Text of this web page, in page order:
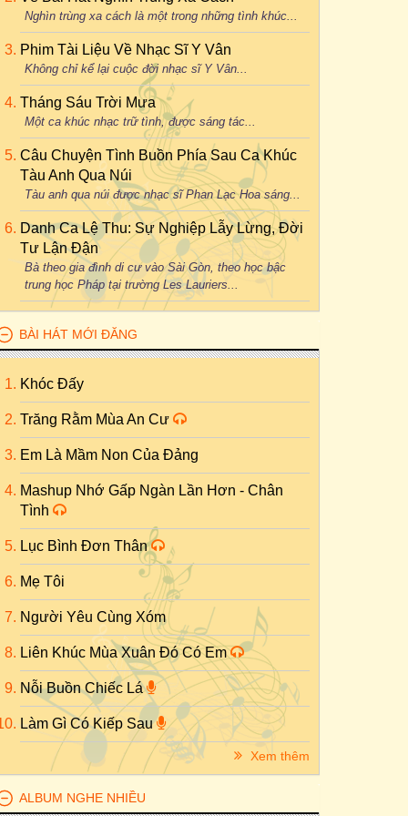
Nghìn trùng xa cách là một trong những tình khúc...
Phim Tài Liệu Về Nhạc Sĩ Y Vân
Không chỉ kể lại cuộc đời nhạc sĩ Y Vân...
Tháng Sáu Trời Mưa
Một ca khúc nhạc trữ tình, được sáng tác...
Câu Chuyện Tình Buồn Phía Sau Ca Khúc
Tàu Anh Qua Núi
Tàu anh qua núi được nhạc sĩ Phan Lạc Hoa sáng...
Danh Ca Lệ Thu: Sự Nghiệp Lẫy Lừng, Đời
Tư Lận Đận
Bà theo gia đình di cư vào Sài Gòn, theo học bậc
trung học Pháp tại trường Les Lauriers...
BÀI HÁT MỚI ĐĂNG
Khóc Đấy
Trăng Rằm Mùa An Cư
Em Là Mầm Non Của Đảng
Mashup Nhớ Gấp Ngàn Lần Hơn - Chân
Tình
Lục Bình Đơn Thân
Mẹ Tôi
Người Yêu Cùng Xóm
Liên Khúc Mùa Xuân Đó Có Em
Nỗi Buồn Chiếc Lá
Làm Gì Có Kiếp Sau
Xem thêm
ALBUM NGHE NHIỀU